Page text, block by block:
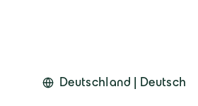
Deutschland | Deutsch